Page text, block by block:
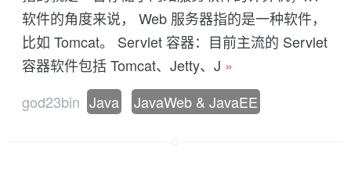
软件的角度来说， Web 服务器指的是一种软件，
比如 Tomcat。 Servlet 容器：目前主流的 Servlet
容器软件包括 Tomcat、Jetty、J »
god23bin Java JavaWeb & JavaEE